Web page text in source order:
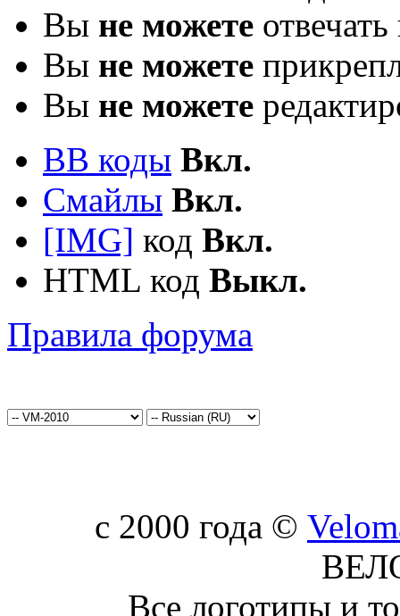
Вы не можете
Вы не можете
Вы не можете
BB коды Вкл.
Смайлы Вкл.
[IMG] код Вкл.
HTML код Выкл.
Правила форума
c 2000 года ©
Все логотипы и